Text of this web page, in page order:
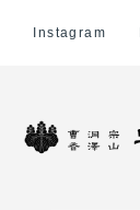
Instagram